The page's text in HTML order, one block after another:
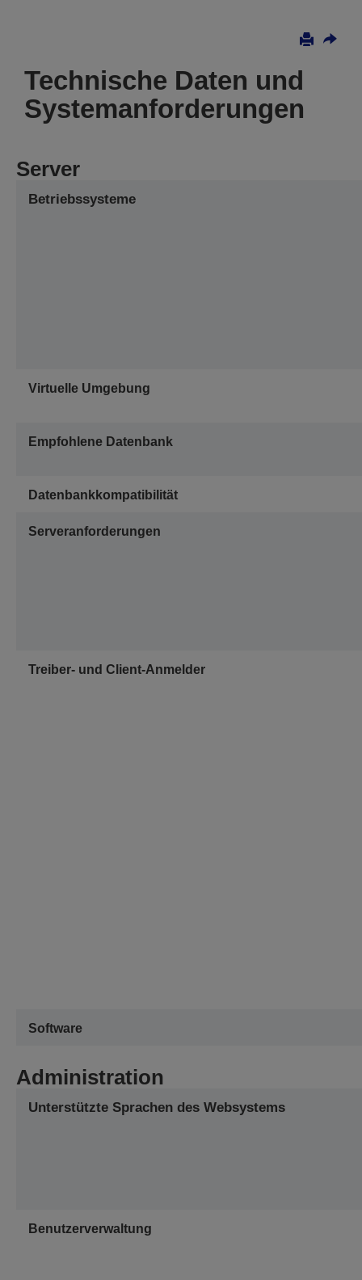
Technische Daten und
Systemanforderungen
Server
Betriebssysteme
Virtuelle Umgebung
Empfohlene Datenbank
Datenbankkompatibilität
Serveranforderungen
Treiber- und Client-Anmelder
Software
Administration
Unterstützte Sprachen des Websystems
Benutzerverwaltung